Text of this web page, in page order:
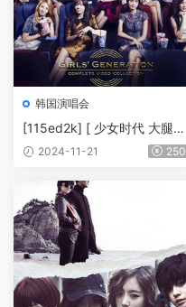
韩国演唱会
[115ed2k] [ 少女时代 大腿时
代 视频合集 三蓝光完全限定
mplete Video Collection 201
2][ISO/45.1G]
2024-11-21 250